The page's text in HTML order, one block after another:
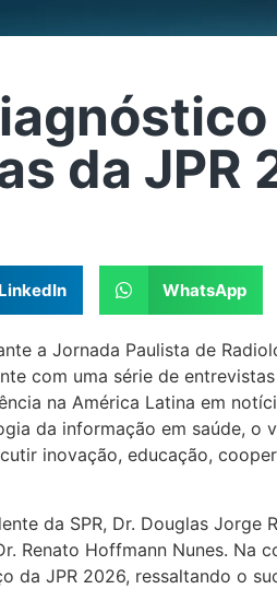
da JPR
LinkedIn WhatsApp
a Jornada Paulista de
com uma série de
na América Latina em
da informação em saúde, o
inovação, educação,
da SPR, Dr. Douglas Jorge
Renato Hoffmann Nunes. Na
da JPR 2026, ressaltando o